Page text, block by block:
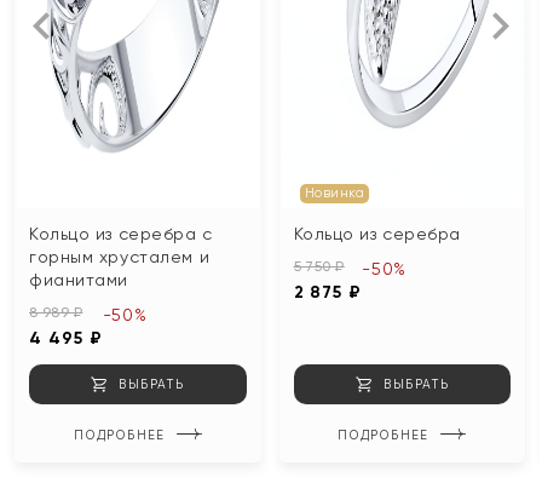
Кольцо из серебра с
горным хрусталем и
фианитами
8 989 ₽
4 495 ₽
-50%
ВЫБРАТЬ
ПОДРОБНЕЕ
Новинка
Кольцо из серебра
5 750 ₽
2 875 ₽
-50%
ВЫБРАТЬ
ПОДРОБНЕЕ